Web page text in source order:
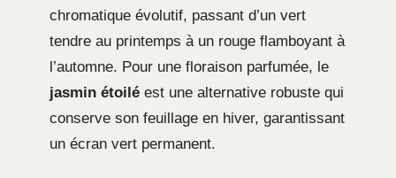
chromatique évolutif, passant d’un vert
tendre au printemps à un rouge flamboyant à
l’automne. Pour une floraison parfumée, le
jasmin étoilé est une alternative robuste qui
conserve son feuillage en hiver, garantissant
un écran vert permanent.